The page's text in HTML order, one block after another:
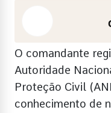
O comandante
Autoridade
Proteção Civil
conhecimento de